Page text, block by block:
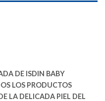
DE ISDIN BABY
LOS PRODUCTOS
LA DELICADA PIEL DEL